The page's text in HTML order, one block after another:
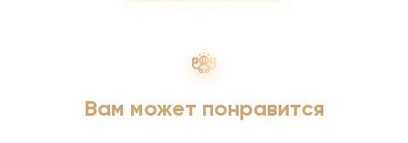
Вам может понравится